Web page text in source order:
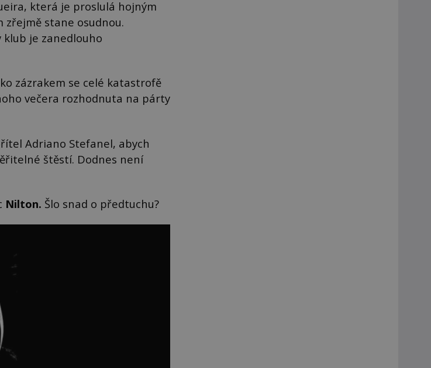
která je proslulá hojným
zřejmě stane osudnou.
klub je zanedlouho
zázrakem se celé katastrofě
večera rozhodnuta na párty
Adriano Stefanel, abych
štěstí. Dodnes není
Nilton. Šlo snad o předtuchu?